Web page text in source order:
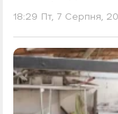
18:29 Пт, 7 Серпня,